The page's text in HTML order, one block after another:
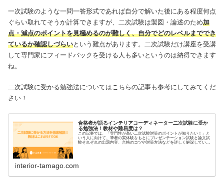
一次試験のような一問一答形式であれば自分で解いた後にある程度何点
ぐらい取れてそうか計算できますが、二次試験は製図・論述のため加
点・減点のポイントを見極めるのが難しく、自分でどのレベルまででき
ているか確認しづらいという難点があります。二次試験だけ講座を受講
して専門家にフィードバックを受ける人も多いというのは納得できます
ね。
二次試験に受かる勉強法についてはこちらの記事も参考にしてみてくだ
さい！
合格者が語るインテリアコーディネーター二次試験に受か
る勉強法！教材や難易度は？
この記事では、「専門性が高い二次試験対策のポイントが知りたい！」と
いう人に向けて、筆者の実体験をもとにプレゼンテーション試験と論文試
験それぞれの出題内容、合格のコツや対策方法などを詳しく解説していき
interior-tamago.com